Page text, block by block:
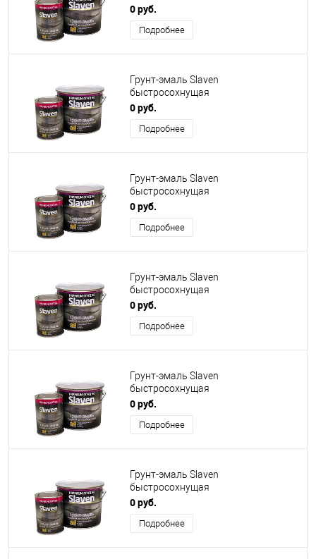
антикоррозионная зеленый лист
0 руб.
Подробнее
Грунт-эмаль Slaven
быстросохнущая
антикоррозионная зеленая
0 руб.
Подробнее
Грунт-эмаль Slaven
быстросохнущая
антикоррозионная светло-голубая
0 руб.
Подробнее
Грунт-эмаль Slaven
быстросохнущая
антикоррозионная синяя матовая
0 руб.
Подробнее
Грунт-эмаль Slaven
быстросохнущая
антикоррозионная синяя
0 руб.
Подробнее
Грунт-эмаль Slaven
быстросохнущая
антикоррозионная белая ночь
0 руб.
Подробнее